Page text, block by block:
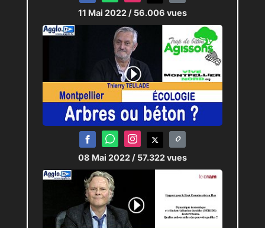
11 Mai 2022 / 56.006 vues
08 Mai 2022 / 57.322 vues